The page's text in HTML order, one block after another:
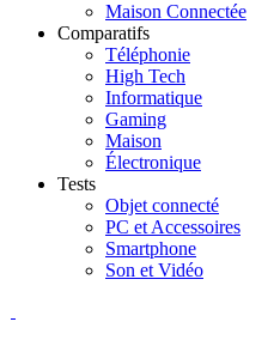
Maison Connectée
Comparatifs
Téléphonie
High Tech
Informatique
Gaming
Maison
Électronique
Tests
Objet connecté
PC et Accessoires
Smartphone
Son et Vidéo